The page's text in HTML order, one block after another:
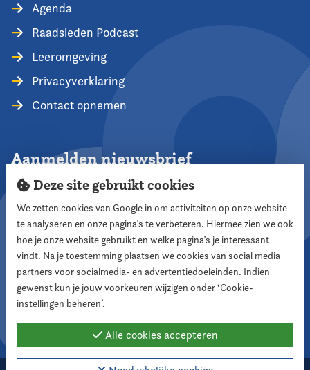
Agenda
Raadsleden Podcast
Leeromgeving
Privacyverklaring
Contact opnemen
Aanmelden nieuwsbrief
Aanmelden
Volg ons
Deze site gebruikt cookies
We zetten cookies van Google in om activiteiten op onze website
te analyseren en onze pagina’s te verbeteren. Hiermee zien we ook
hoe je onze website gebruikt en welke pagina’s je interessant
vindt. Na je toestemming plaatsen we cookies van social media
partners voor socialmedia- en advertentiedoeleinden. Indien
gewenst kun je jouw voorkeuren wijzigen onder ‘Cookie-
instellingen beheren’.
Alle cookies accepteren